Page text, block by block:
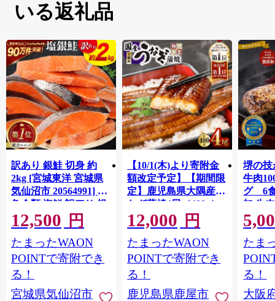
いる返礼品
訳あり 銀鮭 切身 約
2kg [宮城東洋 宮城県
気仙沼市 20564991] 鮭
魚介類 海鮮 訳アリ 規
格外 不揃い さけ サケ
鮭切身 シャケ 切り身
冷凍 家庭用 おかず 弁
当 支援 サーモン 銀鮭
切り身 魚 わけあり
12,500 円
たまったWAON
POINTで寄附でき
る！
宮城県気仙沼市
【10/1(木)より寄附金
額改定予定】【期間限
定】鹿児島県大隅産う
なぎ蒲焼4尾（400g）
12,000 円
たまったWAON
POINTで寄附でき
る！
鹿児島県鹿屋市
堺の技
牛肉
グ 6
加 牛
ット 6
メ 温
菜 簡
すめ
取り
料 ふ
堺市】
たま
る！
大阪